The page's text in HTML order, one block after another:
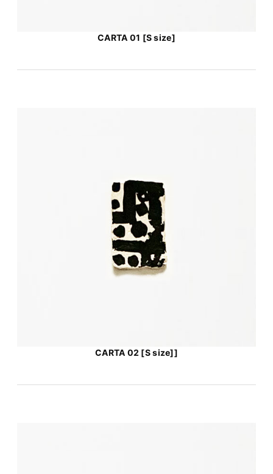
CARTA 01 [S size]
CARTA 02 [S size]]